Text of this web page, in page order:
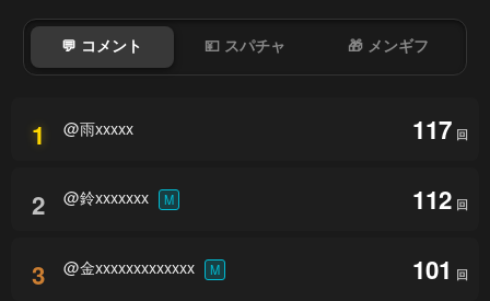
💬 コメント 💴 スパチャ 🎁 メンギフ
1 @雨xxxxx 117 回
2 @鈴xxxxxxx M 112 回
3 @金xxxxxxxxxxxxx M 101 回